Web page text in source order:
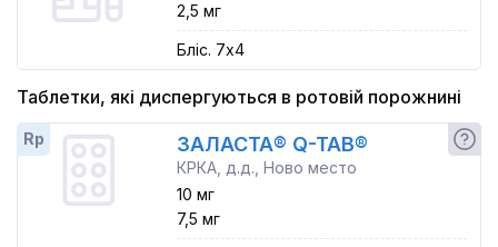
2,5 мг
Бліс. 7x4
Таблетки, які диспергуються в ротовій порожнині
Rp ЗАЛАСТА® Q-TAB®
КРКА, д.д., Ново место
10 мг
7,5 мг